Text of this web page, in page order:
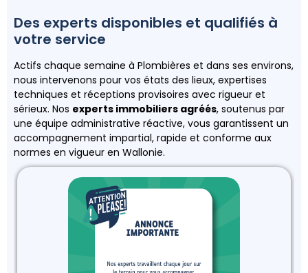
Des experts disponibles et qualifiés à
votre service
Actifs chaque semaine à Plombières et dans ses environs,
nous intervenons pour vos états des lieux, expertises
techniques et réceptions provisoires avec rigueur et
sérieux. Nos experts immobiliers agréés, soutenus par
une équipe administrative réactive, vous garantissent un
accompagnement impartial, rapide et conforme aux
normes en vigueur en Wallonie.